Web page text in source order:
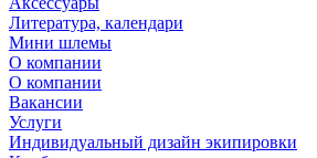
Литература, календари
Мини шлемы
О компании
О компании
Вакансии
Услуги
Индивидуальный дизайн экипировки